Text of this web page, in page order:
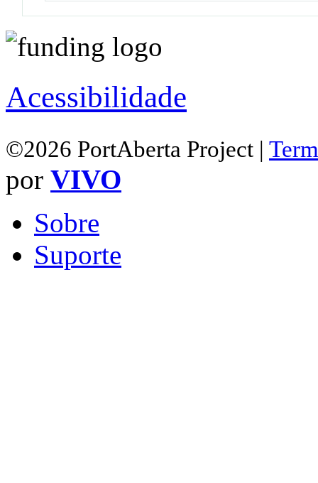
Acessibilidade
©2026 PortAberta Project |
por VIVO
Sobre
Suporte